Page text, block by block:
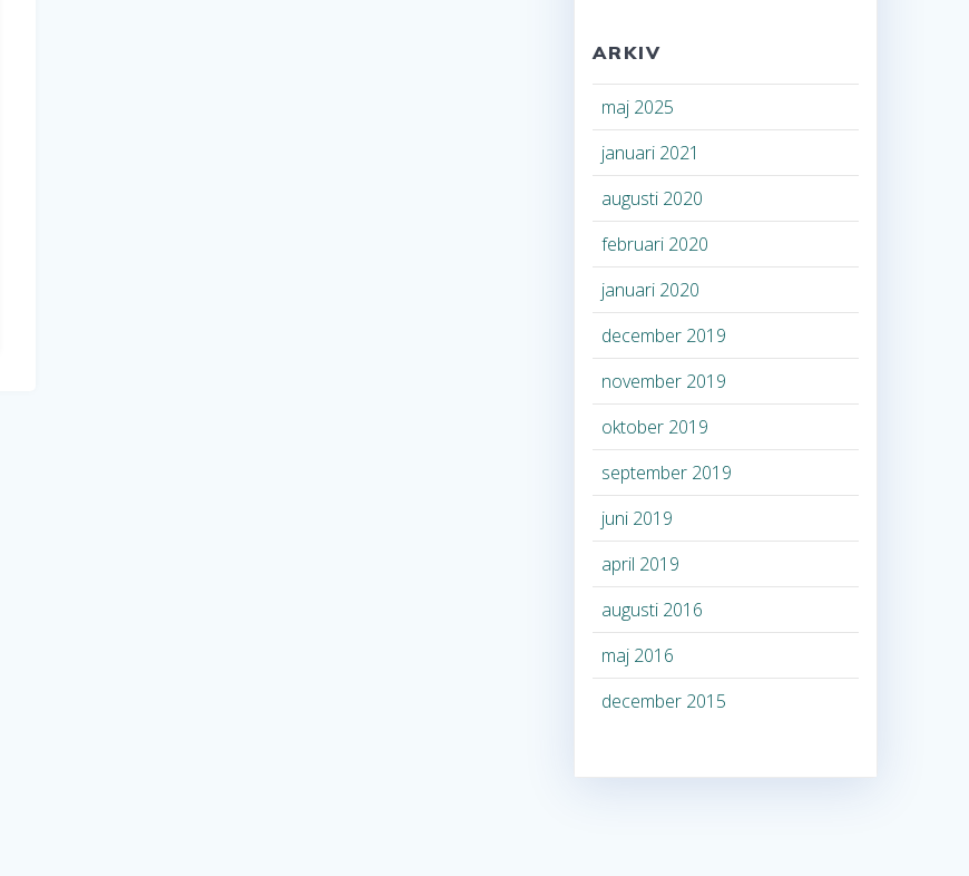
ARKIV
maj 2025
januari 2021
augusti 2020
februari 2020
januari 2020
december 2019
november 2019
oktober 2019
september 2019
juni 2019
april 2019
augusti 2016
maj 2016
december 2015